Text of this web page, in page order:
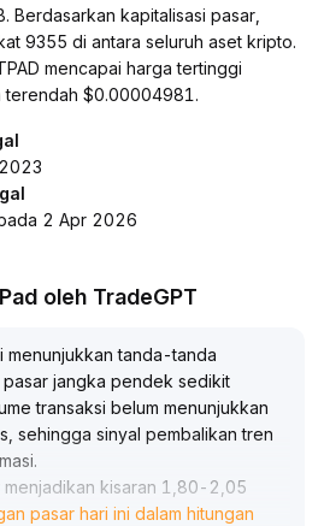
Berdasarkan kapitalisasi pasar,
9355 di antara seluruh aset kripto.
mencapai harga tertinggi
$0.00004981.
2 Apr 2026
oleh TradeGPT
menunjukkan tanda-tanda
pasar jangka pendek sedikit
transaksi belum menunjukkan
sehingga sinyal pembalikan tren
.
menjadikan kisaran 1,80-2,05
dan 2,30 sebagai area
pasar hari ini dalam hitungan